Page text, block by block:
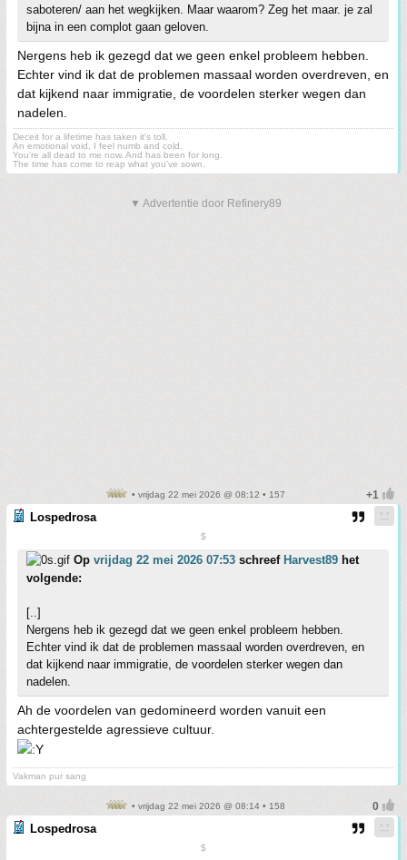
saboteren/ aan het wegkijken. Maar waarom? Zeg het maar. je zal
bijna in een complot gaan geloven.
Nergens heb ik gezegd dat we geen enkel probleem hebben.
Echter vind ik dat de problemen massaal worden overdreven, en
dat kijkend naar immigratie, de voordelen sterker wegen dan
nadelen.
Deceit for a lifetime has taken it's toll.
An emotional void, I feel numb and cold.
You're all dead to me now. And has been for long.
The time has come to reap what you've sown.
▼ Advertentie door Refinery89
• vrijdag 22 mei 2026 @ 08:12 • 157
Lospedrosa
$
Op vrijdag 22 mei 2026 07:53 schreef Harvest89 het
volgende:
[..]
Nergens heb ik gezegd dat we geen enkel probleem hebben.
Echter vind ik dat de problemen massaal worden overdreven, en
dat kijkend naar immigratie, de voordelen sterker wegen dan
nadelen.
Ah de voordelen van gedomineerd worden vanuit een
achtergestelde agressieve cultuur.
Vakman pur sang
• vrijdag 22 mei 2026 @ 08:14 • 158
Lospedrosa
$